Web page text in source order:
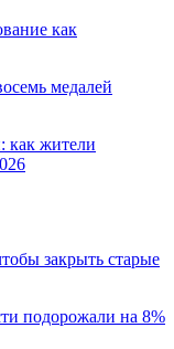
как
медалей
как жители
закрыть старые
подорожали на 8%